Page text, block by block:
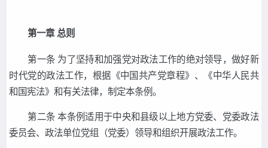
第一章 总则
第一条 为了坚持和加强党对政法工作的绝对领导，做好新
时代党的政法工作，根据《中国共产党章程》、《中华人民共
和国宪法》和有关法律，制定本条例。
第二条 本条例适用于中央和县级以上地方党委、党委政法
委员会、政法单位党组（党委）领导和组织开展政法工作。